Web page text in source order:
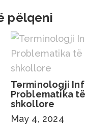
pëlqeni
Terminologji
Problematika
shkollore
May 4, 2024